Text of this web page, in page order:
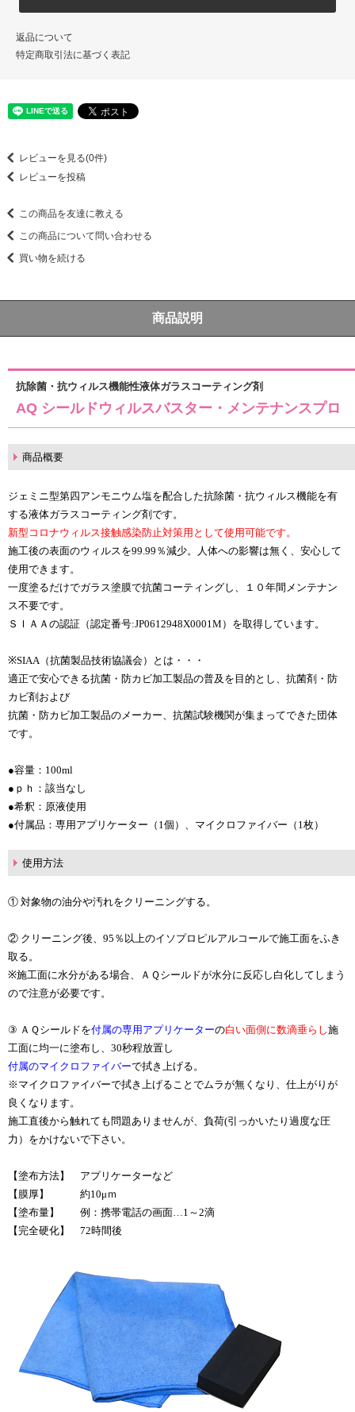
返品について
特定商取引法に基づく表記
レビューを見る(0件)
レビューを投稿
この商品を友達に教える
この商品について問い合わせる
買い物を続ける
商品説明
抗除菌・抗ウィルス機能性液体ガラスコーティング剤
AQ シールドウィルスバスター・メンテナンスプロ
商品概要
ジェミニ型第四アンモニウム塩を配合した抗除菌・抗ウィルス機能を有
する液体ガラスコーティング剤です。
新型コロナウィルス接触感染防止対策用として使用可能です。
施工後の表面のウィルスを99.99％減少。人体への影響は無く、安心して
使用できます。
一度塗るだけでガラス塗膜で抗菌コーティングし、１０年間メンテナン
ス不要です。
ＳＩＡＡの認証（認定番号:JP0612948X0001M）を取得しています。
※SIAA（抗菌製品技術協議会）とは・・・
適正で安心できる抗菌・防カビ加工製品の普及を目的とし、抗菌剤・防
カビ剤および
抗菌・防カビ加工製品のメーカー、抗菌試験機関が集まってできた団体
です。
●容量：100ml
●ｐｈ：該当なし
●希釈：原液使用
●付属品：専用アプリケーター（1個）、マイクロファイバー（1枚）
使用方法
① 対象物の油分や汚れをクリーニングする。
② クリーニング後、95％以上のイソプロピルアルコールで施工面をふき
取る。
※施工面に水分がある場合、ＡＱシールドが水分に反応し白化してしまう
ので注意が必要です。
③ ＡＱシールドを付属の専用アプリケーターの白い面側に数滴垂らし施
工面に均一に塗布し、30秒程放置し
付属のマイクロファイバーで拭き上げる。
※マイクロファイバーで拭き上げることでムラが無くなり、仕上がりが
良くなります。
施工直後から触れても問題ありませんが、負荷(引っかいたり過度な圧
力）をかけないで下さい。
【塗布方法】 アプリケーターなど
【膜厚】 約10μｍ
【塗布量】 例：携帯電話の画面…1～2滴
【完全硬化】 72時間後